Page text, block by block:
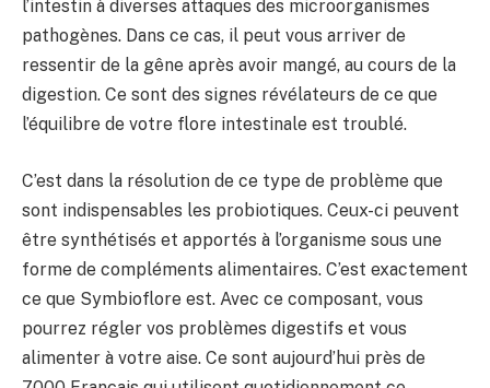
l’intestin à diverses attaques des microorganismes
pathogènes. Dans ce cas, il peut vous arriver de
ressentir de la gêne après avoir mangé, au cours de la
digestion. Ce sont des signes révélateurs de ce que
l’équilibre de votre flore intestinale est troublé.
C’est dans la résolution de ce type de problème que
sont indispensables les probiotiques. Ceux-ci peuvent
être synthétisés et apportés à l’organisme sous une
forme de compléments alimentaires. C’est exactement
ce que Symbioflore est. Avec ce composant, vous
pourrez régler vos problèmes digestifs et vous
alimenter à votre aise. Ce sont aujourd’hui près de